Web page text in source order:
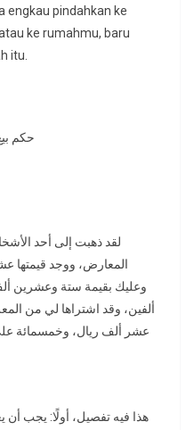
engkau pindahkan ke
ke rumahmu, baru
itu.
حكم
لقد ذهبت إلى أحد
المعارض، ووجد قيمتها
وعليك بقيمة ستة وعشرين
ألفين، وقد اشتراها لي من
عشر ألف ريال، وخمسمائة
هذا فيه تفصيل، أولًا: يجب أن